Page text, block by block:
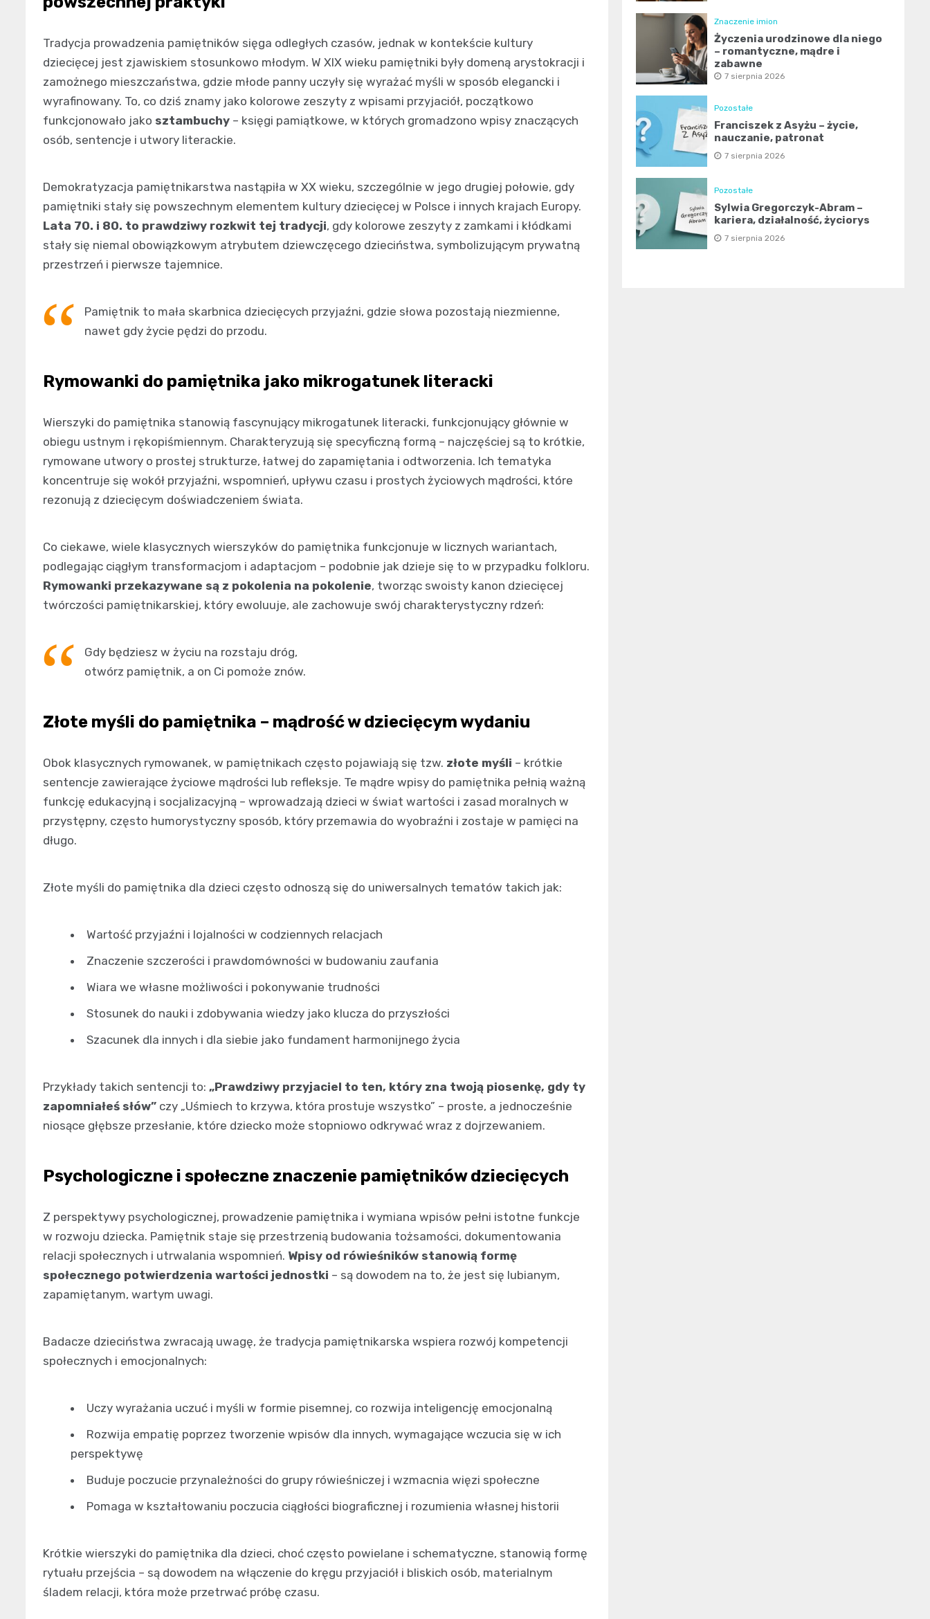
Tradycja prowadzenia pamiętników sięga odległych czasów, jednak w kontekście kultury
dziecięcej jest zjawiskiem stosunkowo młodym. W XIX wieku pamiętniki były domeną arystokracji i
zamożnego mieszczaństwa, gdzie młode panny uczyły się wyrażać myśli w sposób elegancki i
wyrafinowany. To, co dziś znamy jako kolorowe zeszyty z wpisami przyjaciół, początkowo
funkcjonowało jako sztambuchy – księgi pamiątkowe, w których gromadzono wpisy znaczących
osób, sentencje i utwory literackie.
Demokratyzacja pamiętnikarstwa nastąpiła w XX wieku, szczególnie w jego drugiej połowie, gdy
pamiętniki stały się powszechnym elementem kultury dziecięcej w Polsce i innych krajach Europy.
Lata 70. i 80. to prawdziwy rozkwit tej tradycji, gdy kolorowe zeszyty z zamkami i kłódkami
stały się niemal obowiązkowym atrybutem dziewczęcego dzieciństwa, symbolizującym prywatną
przestrzeń i pierwsze tajemnice.
Pamiętnik to mała skarbnica dziecięcych przyjaźni, gdzie słowa pozostają niezmienne,
nawet gdy życie pędzi do przodu.
Rymowanki do pamiętnika jako mikrogatunek literacki
Wierszyki do pamiętnika stanowią fascynujący mikrogatunek literacki, funkcjonujący głównie w
obiegu ustnym i rękopiśmiennym. Charakteryzują się specyficzną formą – najczęściej są to krótkie,
rymowane utwory o prostej strukturze, łatwej do zapamiętania i odtworzenia. Ich tematyka
koncentruje się wokół przyjaźni, wspomnień, upływu czasu i prostych życiowych mądrości, które
rezonują z dziecięcym doświadczeniem świata.
Co ciekawe, wiele klasycznych wierszyków do pamiętnika funkcjonuje w licznych wariantach,
podlegając ciągłym transformacjom i adaptacjom – podobnie jak dzieje się to w przypadku folkloru.
Rymowanki przekazywane są z pokolenia na pokolenie, tworząc swoisty kanon dziecięcej
twórczości pamiętnikarskiej, który ewoluuje, ale zachowuje swój charakterystyczny rdzeń:
Gdy będziesz w życiu na rozstaju dróg,
otwórz pamiętnik, a on Ci pomoże znów.
Złote myśli do pamiętnika – mądrość w dziecięcym wydaniu
Obok klasycznych rymowanek, w pamiętnikach często pojawiają się tzw. złote myśli – krótkie
sentencje zawierające życiowe mądrości lub refleksje. Te mądre wpisy do pamiętnika pełnią ważną
funkcję edukacyjną i socjalizacyjną – wprowadzają dzieci w świat wartości i zasad moralnych w
przystępny, często humorystyczny sposób, który przemawia do wyobraźni i zostaje w pamięci na
długo.
Złote myśli do pamiętnika dla dzieci często odnoszą się do uniwersalnych tematów takich jak:
Wartość przyjaźni i lojalności w codziennych relacjach
Znaczenie szczerości i prawdomówności w budowaniu zaufania
Wiara we własne możliwości i pokonywanie trudności
Stosunek do nauki i zdobywania wiedzy jako klucza do przyszłości
Szacunek dla innych i dla siebie jako fundament harmonijnego życia
Przykłady takich sentencji to: „Prawdziwy przyjaciel to ten, który zna twoją piosenkę, gdy ty
zapomniałeś słów” czy „Uśmiech to krzywa, która prostuje wszystko” – proste, a jednocześnie
niosące głębsze przesłanie, które dziecko może stopniowo odkrywać wraz z dojrzewaniem.
Psychologiczne i społeczne znaczenie pamiętników dziecięcych
Z perspektywy psychologicznej, prowadzenie pamiętnika i wymiana wpisów pełni istotne funkcje
w rozwoju dziecka. Pamiętnik staje się przestrzenią budowania tożsamości, dokumentowania
relacji społecznych i utrwalania wspomnień. Wpisy od rówieśników stanowią formę
społecznego potwierdzenia wartości jednostki – są dowodem na to, że jest się lubianym,
zapamiętanym, wartym uwagi.
Badacze dzieciństwa zwracają uwagę, że tradycja pamiętnikarska wspiera rozwój kompetencji
społecznych i emocjonalnych:
Uczy wyrażania uczuć i myśli w formie pisemnej, co rozwija inteligencję emocjonalną
Rozwija empatię poprzez tworzenie wpisów dla innych, wymagające wczucia się w ich
perspektywę
Buduje poczucie przynależności do grupy rówieśniczej i wzmacnia więzi społeczne
Pomaga w kształtowaniu poczucia ciągłości biograficznej i rozumienia własnej historii
Krótkie wierszyki do pamiętnika dla dzieci, choć często powielane i schematyczne, stanowią formę
rytuału przejścia – są dowodem na włączenie do kręgu przyjaciół i bliskich osób, materialnym
śladem relacji, która może przetrwać próbę czasu.
Znaczenie imion
Życzenia urodzinowe dla niego
– romantyczne, mądre i
zabawne
7 sierpnia 2026
Pozostałe
Franciszek z Asyżu – życie,
nauczanie, patronat
7 sierpnia 2026
Pozostałe
Sylwia Gregorczyk-Abram –
kariera, działalność, życiorys
7 sierpnia 2026